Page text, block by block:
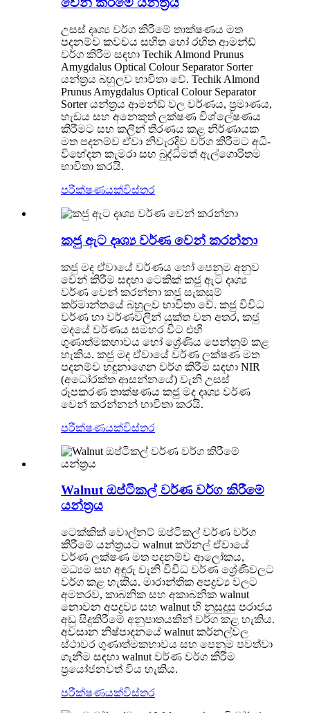
උසස් දෘශ්‍ය වර්ග කිරීමේ තාක්ෂණය මත
පදනම්ව කවචය සහිත හෝ රහිත ආමන්ඩ්
වර්ග කිරීම සඳහා Techik Almond Prunus
Amygdalus Optical Colour Separator Sorter
යන්ත්‍රය බහුලව භාවිතා වේ. Techik Almond
Prunus Amygdalus Optical Colour Separator
Sorter යන්ත්‍රය ආමන්ඩ් වල වර්ණය, ප්‍රමාණය,
හැඩය සහ අනෙකුත් ලක්ෂණ විශ්ලේෂණය
කිරීමට සහ කලින් තීරණය කළ නිර්ණායක
මත පදනම්ව ඒවා නිවැරදිව වර්ග කිරීමට අධි-
විභේදන කැමරා සහ බුද්ධිමත් ඇල්ගොරිතම
භාවිතා කරයි.
පරීක්ෂණයක්විස්තර
කජු ඇට දෘශ්‍ය වර්ණ වෙන් කරන්නා
කජු මද ඒවායේ වර්ණය හෝ පෙනුම අනුව
වෙන් කිරීම සඳහා ටෙකික් කජු ඇට දෘශ්‍ය
වර්ණ වෙන් කරන්නා කජු සැකසුම්
කර්මාන්තයේ බහුලව භාවිතා වේ. කජු විවිධ
වර්ණ හා වර්ණවලින් යුක්ත වන අතර, කජු
මදයේ වර්ණය සමහර විට එහි
ගුණාත්මකභාවය හෝ ශ්‍රේණිය පෙන්නුම් කළ
හැකිය. කජු මද ඒවායේ වර්ණ ලක්ෂණ මත
පදනම්ව හඳුනාගෙන වර්ග කිරීම සඳහා NIR
(අධෝරක්ත ආසන්නයේ) වැනි උසස්
රූපකරණ තාක්ෂණය කජු මද දෘශ්‍ය වර්ණ
වෙන් කරන්නන් භාවිතා කරයි.
පරීක්ෂණයක්විස්තර
Walnut ඔප්ටිකල් වර්ණ වර්ග කිරීමේ
යන්ත්‍රය
ටෙක්කික් වොල්නට් ඔප්ටිකල් වර්ණ වර්ග
කිරීමේ යන්ත්‍රයට walnut කර්නල් ඒවායේ
වර්ණ ලක්ෂණ මත පදනම්ව ආලෝකය,
මධ්‍යම සහ අඳුරු වැනි විවිධ වර්ණ ශ්‍රේණිවලට
වර්ග කළ හැකිය. මාරාන්තික අපද්‍රව්‍ය වලට
අමතරව, කාබනික සහ අකාබනික walnut
නොවන අපද්‍රව්‍ය සහ walnut හි නුසුදුසු පරාජය
අඩු සිදුකිරීමේ අනුපාතයකින් වර්ග කළ හැකිය.
අවසාන නිෂ්පාදනයේ walnut කර්නල්වල
ස්ථාවර ගුණාත්මකභාවය සහ පෙනුම පවත්වා
ගැනීම සඳහා walnut වර්ණ වර්ග කිරීම
ප්‍රයෝජනවත් විය හැකිය.
පරීක්ෂණයක්විස්තර